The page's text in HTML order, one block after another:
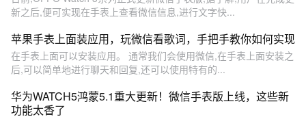
新之后,便可实现在手表上查看微信信息,进行文字快...
苹果手表上面装应用，玩微信看歌词，手把手教你如何实现
在手表上面可以安装应用。 通常我们会使用微信,在手表上面安装之
后,可以简单地进行聊天和回复,还可以使用特有的...
华为WATCH5鸿蒙5.1重大更新！微信手表版上线，这些新
功能太香了